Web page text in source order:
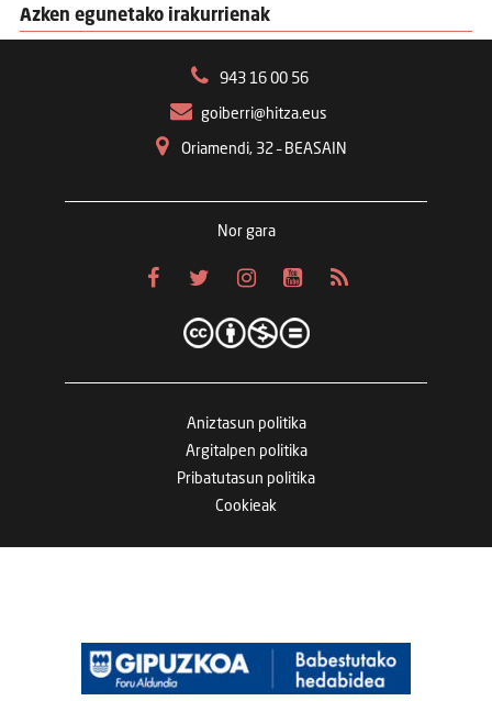
Azken egunetako irakurrienak
943 16 00 56
goiberri@hitza.eus
Oriamendi, 32 – BEASAIN
Nor gara
Aniztasun politika
Argitalpen politika
Pribatutasun politika
Cookieak